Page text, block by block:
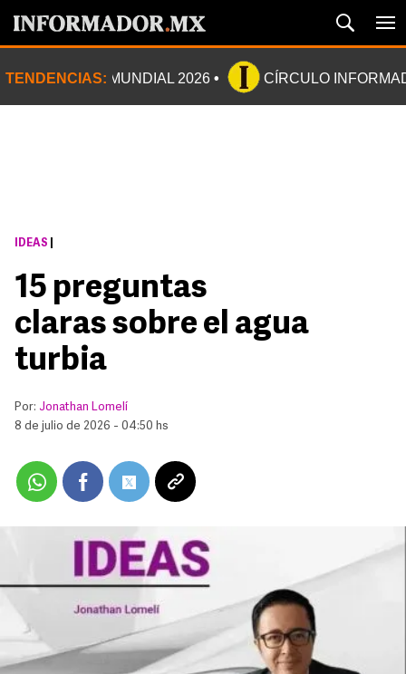
TENDENCIAS: MUNDIAL 2026 CÍRCULO
IDEAS
15 preguntas
claras sobre el agua
turbia
Por: Jonathan Lomelí
8 de julio de 2026 - 04:50 hs